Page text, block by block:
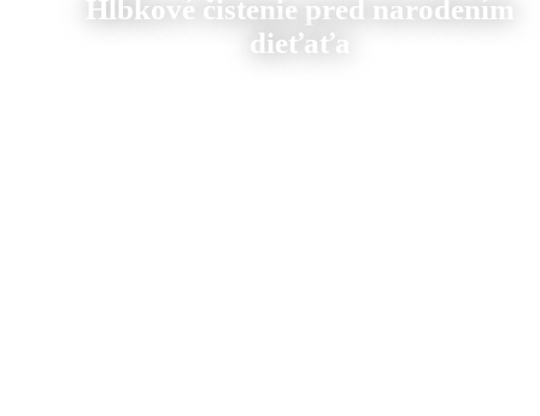
Hĺbkové čistenie pred narodením
dieťaťa